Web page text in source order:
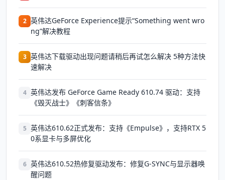
2 英伟达GeForce Experience提示“Something went wro
ng”解决教程
3 英伟达下载驱动出现问题请稍后再试怎么解决 5种方法快
速解决
4 英伟达发布 GeForce Game Ready 610.74 驱动：支持
《毁灭战士》《刺客信条》
5 英伟达610.62正式发布：支持《Empulse》，支持RTX 5
0系显卡与多屏优化
6 英伟达610.52热修复驱动发布：修复G-SYNC与显示器唤
醒问题